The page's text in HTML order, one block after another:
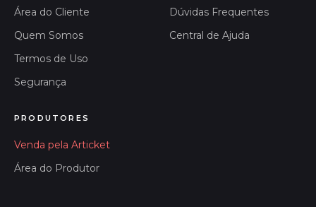
Área do Cliente
Quem Somos
Termos de Uso
Segurança
Dúvidas Frequentes
Central de Ajuda
PRODUTORES
Venda pela Articket
Área do Produtor